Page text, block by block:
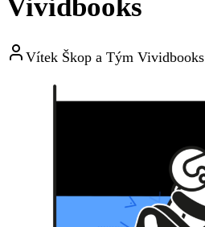
Vividbooks
Vítek Škop a Tým Vividbooks